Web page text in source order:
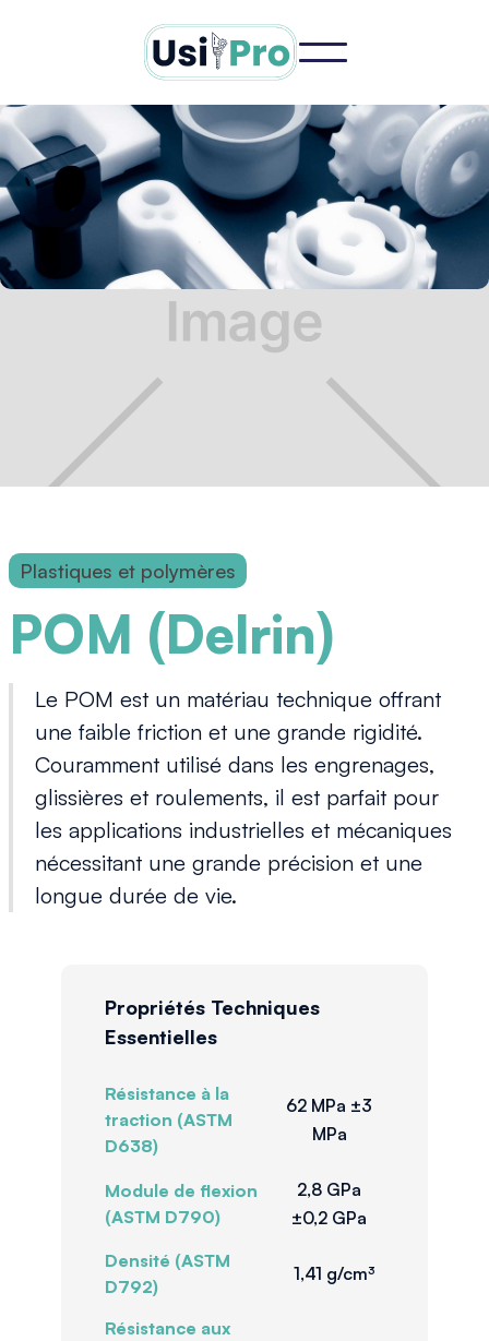
Plastiques et polymères
POM (Delrin)
Le POM est un matériau technique offrant
une faible friction et une grande rigidité.
Couramment utilisé dans les engrenages,
glissières et roulements, il est parfait pour
les applications industrielles et mécaniques
nécessitant une grande précision et une
longue durée de vie.
Propriétés Techniques
Essentielles
Résistance à la
traction (ASTM
D638)
62 MPa ±3
MPa
Module de flexion
(ASTM D790)
2,8 GPa
±0,2 GPa
Densité (ASTM
D792)
1,41 g/cm³
Résistance aux